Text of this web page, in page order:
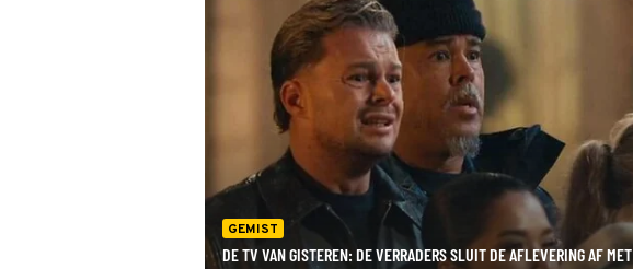
GEMIST
DE TV VAN GISTEREN: DE VERRADERS SLUIT DE AFLEVERING AF